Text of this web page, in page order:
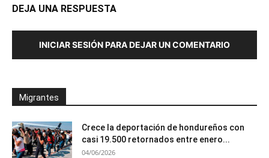
DEJA UNA RESPUESTA
INICIAR SESIÓN PARA DEJAR UN COMENTARIO
Migrantes
Crece la deportación de hondureños con
casi 19.500 retornados entre enero...
04/06/2026